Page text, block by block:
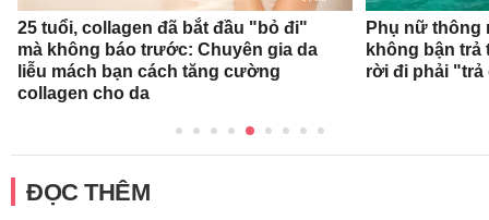
25 tuổi, collagen đã bắt đầu "bỏ đi"
mà không báo trước: Chuyên gia da
liễu mách bạn cách tăng cường
collagen cho da
Phụ nữ thông
không bận
rời đi phải "trả
ĐỌC THÊM